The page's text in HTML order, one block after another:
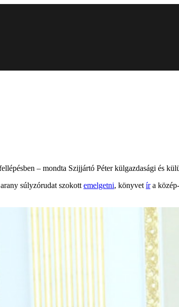
– mondta Szijjártó Péter külgazdasági és
súlyzórudat szokott emelgetni, könyvet íra